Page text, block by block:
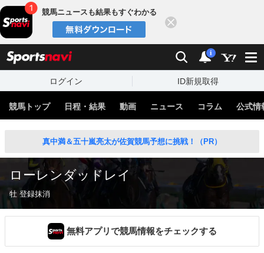
競馬ニュースも結果もすぐわかる
検索 通知
i
ログイン ID新規取得
競馬トップ 日程・結果 動画 ニュース コラム 公式情
真中満＆五十嵐亮太が佐賀競馬予想に挑戦！（PR）
ローレンダッドレイ
牡 登録抹消
無料アプリで競馬情報をチェックする